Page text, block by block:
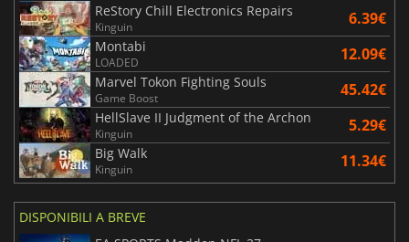
ReStory Chill Electronics Repairs
Kinguin 6.39€
Montabi
LOADED 12.09€
Marvel Tokon Fighting Souls
Game Boost 45.42€
HellSlave II Judgment of the Archon
Kinguin 5.29€
Big Walk
Kinguin 11.34€
DISPONIBILI A BREVE